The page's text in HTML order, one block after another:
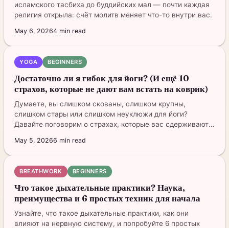
исламского тасбиха до буддийских мал — почти каждая
религия открыла: счёт молитв меняет что-то внутри вас.
May 6, 20264 min read
YOGA BEGINNERS
Достаточно ли я гибок для йоги? (И ещё 10
страхов, которые не дают вам встать на коврик)
Думаете, вы слишком скованы, слишком крупны,
слишком стары или слишком неуклюжи для йоги?
Давайте поговорим о страхах, которые вас сдерживают
значения.
May 5, 20266 min read
BREATHWORK BEGINNERS
Что такое дыхательные практики? Наука,
преимущества и 6 простых техник для начала
Узнайте, что такое дыхательные практики, как они
влияют на нервную систему, и попробуйте 6 простых